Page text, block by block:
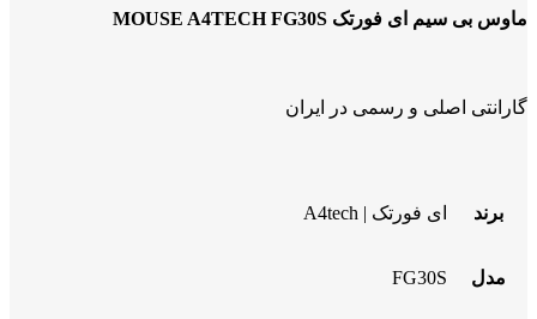
ماوس بی سیم ای فورتک MOUSE A4TECH FG30S
گارانتی اصلی و رسمی در ایران
برند ای فورتک | A4tech
مدل FG30S